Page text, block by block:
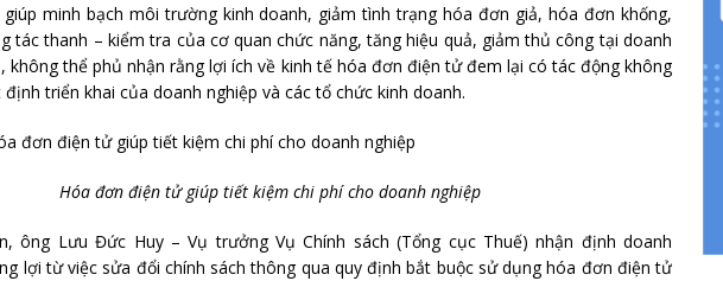
minh bạch môi trường kinh doanh, giảm tình trạng hóa đơn giả, hóa đơn khống,
tác thanh – kiểm tra của cơ quan chức năng, tăng hiệu quả, giảm thủ công tại doanh
không thể phủ nhận rằng lợi ích về kinh tế hóa đơn điện tử đem lại có tác động không
triển khai của doanh nghiệp và các tổ chức kinh doanh.
Hóa đơn điện tử giúp tiết kiệm chi phí cho doanh nghiệp
ông Lưu Đức Huy – Vụ trưởng Vụ Chính sách (Tổng cục Thuế) nhận định doanh
lợi từ việc sửa đổi chính sách thông qua quy định bắt buộc sử dụng hóa đơn điện tử